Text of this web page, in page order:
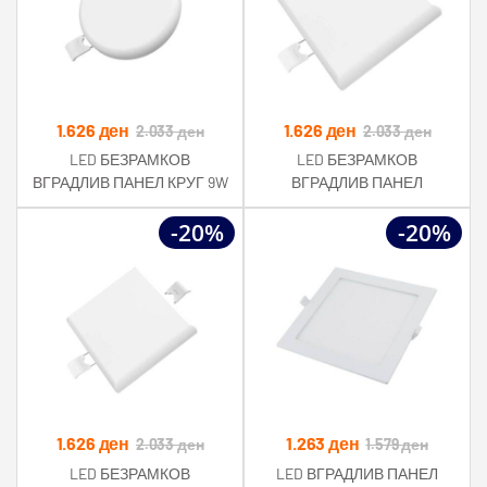
1.626 ден 2.033ден
LED БЕЗРАМКОВ
ВГРАДЛИВ ПАНЕЛ КРУГ 9W
760LM AC85-265V RA>80
IP54 2700K
1.626 ден 2.033ден
LED БЕЗРАМКОВ
ВГРАДЛИВ ПАНЕЛ
КВАДРАТ 24W 2010LM AC85-
265V RA>80 IP54 4500K
-20%
1.626 ден 2.033ден
LED БЕЗРАМКОВ
-20%
1.263ден 1.579ден
LED ВГРАДЛИВ ПАНЕЛ